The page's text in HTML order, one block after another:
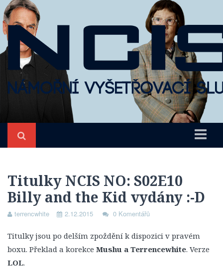
NCIS
O seriálu
2. Série
Titulky NCIS NO: S02E10
Billy and the Kid vydány :-D
terrencwhite 2.12.2015 0 Komentářů
Titulky jsou po delším zpoždění k dispozici v pravém
boxu. Překlad a korekce Mushu a Terrencewhite. Verze
LOL.